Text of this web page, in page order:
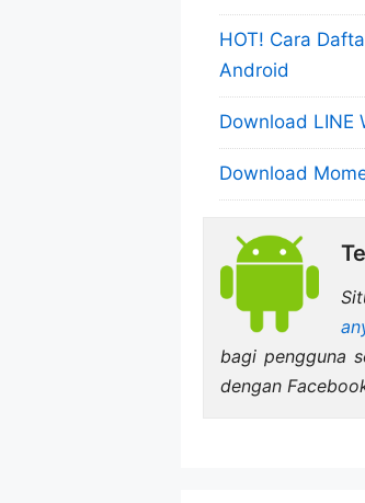
HOT! Cara
Android
Download LINE
Download
bagi pengguna
dengan